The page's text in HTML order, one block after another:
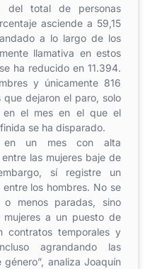
del total de personas
asciende a 59,15
a lo largo de los
llamativa en estos
ha reducido en 11.394.
y únicamente 816
que dejaron el paro, solo
en el mes en el que el
se ha disparado.
en un mes con alta
las mujeres baje de
sí registre un
los hombres. No se
menos paradas, sino
a un puesto de
contratos temporales y
agrandando las
analiza Joaquín